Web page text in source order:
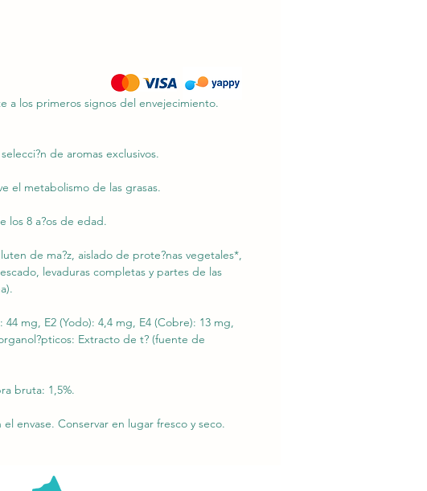
a los primeros signos del envejecimiento.
de aromas exclusivos.
el metabolismo de las grasas.
los 8 a?os de edad.
de ma?z, aislado de prote?nas vegetales*,
levaduras completas y partes de las
mg, E2 (Yodo): 4,4 mg, E4 (Cobre): 13 mg,
Extracto de t? (fuente de
bruta: 1,5%.
envase. Conservar en lugar fresco y seco.